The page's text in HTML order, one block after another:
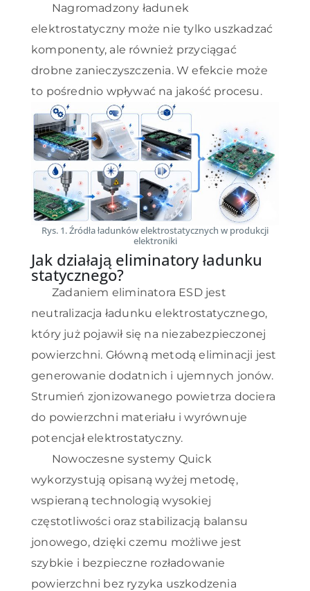
Nagromadzony ładunek
elektrostatyczny może nie tylko uszkadzać
komponenty, ale również przyciągać
drobne zanieczyszczenia. W efekcie może
to pośrednio wpływać na jakość procesu.
Rys. 1. Źródła ładunków elektrostatycznych w produkcji
elektroniki
Jak działają eliminatory ładunku
statycznego?
Zadaniem eliminatora ESD jest
neutralizacja ładunku elektrostatycznego,
który już pojawił się na niezabezpieczonej
powierzchni. Główną metodą eliminacji jest
generowanie dodatnich i ujemnych jonów.
Strumień zjonizowanego powietrza dociera
do powierzchni materiału i wyrównuje
potencjał elektrostatyczny.
Nowoczesne systemy Quick
wykorzystują opisaną wyżej metodę,
wspieraną technologią wysokiej
częstotliwości oraz stabilizacją balansu
jonowego, dzięki czemu możliwe jest
szybkie i bezpieczne rozładowanie
powierzchni bez ryzyka uszkodzenia